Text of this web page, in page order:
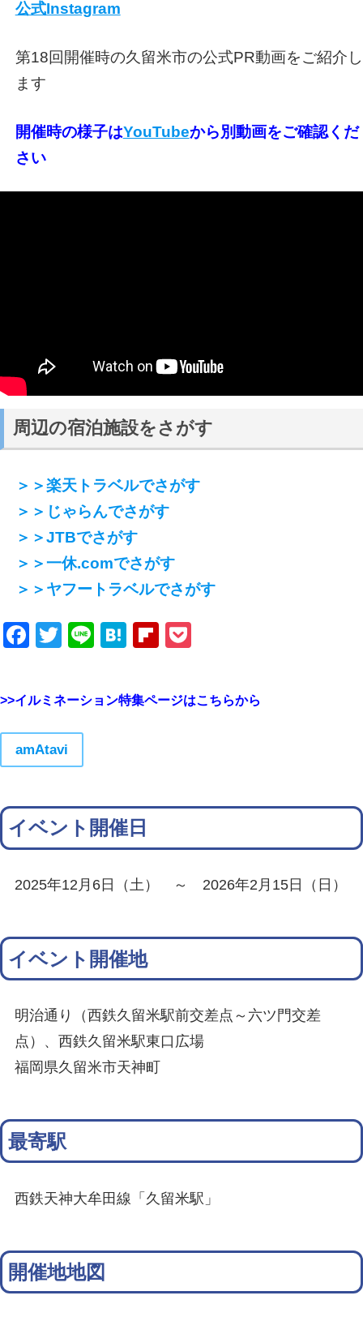
公式Instagram
第18回開催時の久留米市の公式PR動画をご紹介し
ます
開催時の様子はYouTubeから別動画をご確認くだ
さい
周辺の宿泊施設をさがす
＞＞楽天トラベルでさがす
＞＞じゃらんでさがす
＞＞JTBでさがす
＞＞一休.comでさがす
＞＞ヤフートラベルでさがす
Facebook
Twitter
LineHatenaFlipboard
>>イルミネーション特集ページはこちらから
amAtavi
イベント開催日
2025年12月6日（土） ～ 2026年2月15日（日）
イベント開催地
明治通り（西鉄久留米駅前交差点～六ツ門交差
点）、西鉄久留米駅東口広場
福岡県久留米市天神町
最寄駅
西鉄天神大牟田線「久留米駅」
開催地地図